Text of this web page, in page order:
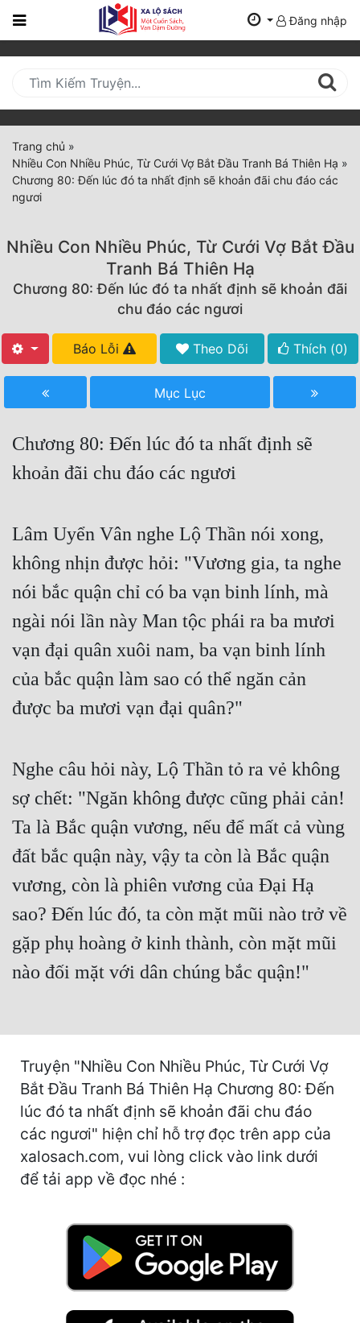
Trang
Mới
Cập
Nhật
(current)
BXH
Thể Loại
Truyện Mới Ra
Truyện Convert
Truyện Dịch
Xa Lộ Dịch
Cổ Tiên Hiệp
Du Hí
Dã Sử
Dị Giới
Dị Năng
Gia Đấu
Hài Hước
Hệ Thống
Học Đường
Khoa Huyễn
Đăng nhập
Trang chủ »
Nhiều Con Nhiều Phúc, Từ Cưới Vợ Bắt Đầu Tranh Bá Thiên Hạ »
Chương 80: Đến lúc đó ta nhất định sẽ khoản đãi chu đáo các
ngươi
Nhiều Con Nhiều Phúc, Từ Cưới Vợ Bắt Đầu
Tranh Bá Thiên Hạ
Chương 80: Đến lúc đó ta nhất định sẽ khoản đãi
chu đáo các ngươi
Báo Lỗi Theo Dõi Thích (0)
Mục Lục
Chương 80: Đến lúc đó ta nhất định sẽ
khoản đãi chu đáo các ngươi
Lâm Uyển Vân nghe Lộ Thần nói xong,
không nhịn được hỏi: "Vương gia, ta nghe
nói bắc quận chỉ có ba vạn binh lính, mà
ngài nói lần này Man tộc phái ra ba mươi
vạn đại quân xuôi nam, ba vạn binh lính
của bắc quận làm sao có thể ngăn cản
được ba mươi vạn đại quân?"
Nghe câu hỏi này, Lộ Thần tỏ ra vẻ không
sợ chết: "Ngăn không được cũng phải cản!
Ta là Bắc quận vương, nếu để mất cả vùng
đất bắc quận này, vậy ta còn là Bắc quận
vương, còn là phiên vương của Đại Hạ
sao? Đến lúc đó, ta còn mặt mũi nào trở về
gặp phụ hoàng ở kinh thành, còn mặt mũi
nào đối mặt với dân chúng bắc quận!"
Truyện "Nhiều Con Nhiều Phúc, Từ Cưới Vợ
Bắt Đầu Tranh Bá Thiên Hạ Chương 80: Đến
lúc đó ta nhất định sẽ khoản đãi chu đáo
các ngươi" hiện chỉ hỗ trợ đọc trên app của
xalosach.com, vui lòng click vào link dưới
để tải app về đọc nhé :